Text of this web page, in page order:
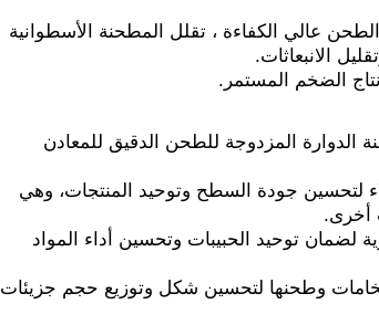
عالي الكفاءة ، تقلل المطحنة الأسطوانية
الانبعاثات.
الضخم المستمر.
الدوارة المزدوجة للطحن الدقيق للمعادن
لتحسين جودة السطح وتوحيد المنتجات، وهي
أخرى.
توحيد الحبيبات وتحسين أداء المواد
وطحنها لتحسين شكل وتوزيع حجم جزيئات